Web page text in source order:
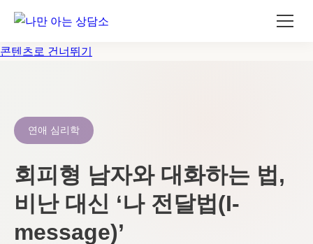
콘텐츠로 건너뛰기
연애 심리학
회피형 남자와 대화하는 법,
비난 대신 ‘나 전달법(I-
message)’